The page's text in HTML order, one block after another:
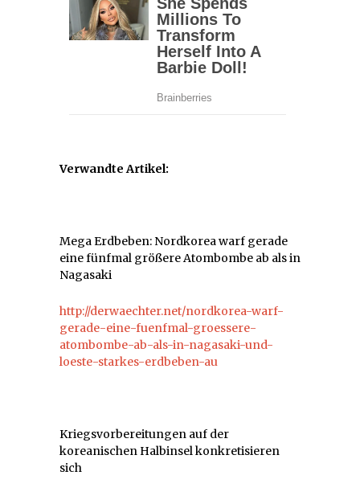
Verwandte Artikel:
Mega Erdbeben: Nordkorea warf gerade
eine fünfmal größere Atombombe ab als in
Nagasaki
http://derwaechter.net/nordkorea-warf-
gerade-eine-fuenfmal-groessere-
atombombe-ab-als-in-nagasaki-und-
loeste-starkes-erdbeben-au
Kriegsvorbereitungen auf der
koreanischen Halbinsel konkretisieren
sich